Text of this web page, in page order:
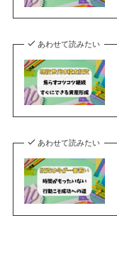
あわせて読みたい
あわせて読みたい